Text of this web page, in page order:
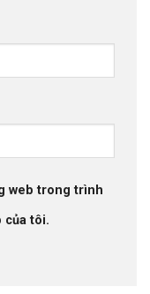
web trong trình
của tôi.